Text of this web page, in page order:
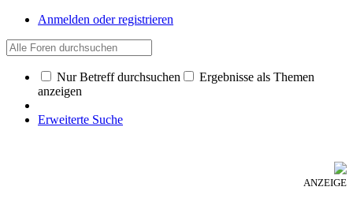
Anmelden oder registrieren
Nur Betreff durchsuchen
Ergebnisse als Themen
anzeigen
Erweiterte Suche
ANZEIGE